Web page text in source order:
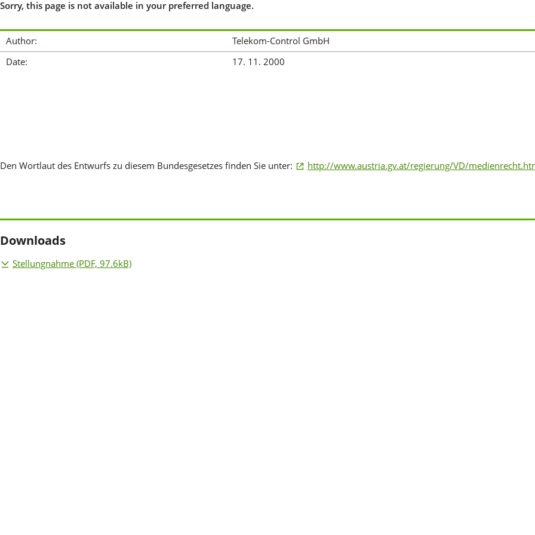
Sorry, this page is not available in your preferred language.
Author:
Telekom-Control GmbH
Date:
17. 11. 2000
Den Wortlaut des Entwurfs zu diesem Bundesgesetzes finden Sie unter: http://www.austria.gv.at/regierung/VD/
Downloads
Stellungnahme (PDF, 97.6kB)